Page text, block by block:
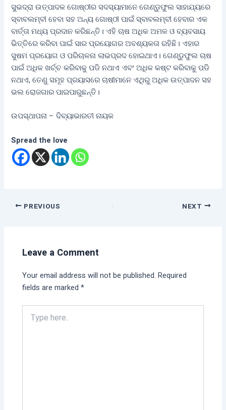
ସୁଭଦ୍ରା ଉତ୍ପାଦକ ଗୋଷ୍ଠୀର ସଦସ୍ୟାମାନେ ଗେଣ୍ଡୁଫୁଲ ସାହାଯ୍ୟରେ
ସ୍ବାବଲମ୍ବୀ ହେବା ସହ ଅନ୍ୟ ଗୋଷ୍ଠୀ ପାଇଁ ସ୍ବାବଲମ୍ବୀ ହେବାର ଏକ
ବାର୍ତ୍ତା ମଧ୍ୟ ପ୍ରଦାନ କରିଛନ୍ତି। ଏହି ଚାଷ ଅଧିକ ଅମଳ ଓ ବ୍ୟବସାୟ
ଭିତ୍ତିରେ କରିବା ପାଇଁ ସାର ପ୍ରୟୋଗର ଅବଶ୍ୟକତା ରହିଛି। ଏହାର
ସୁଷମ ପ୍ରୟୋଗ ଓ ପରିଚାଳନା ଲାଭପ୍ରଦ ହୋଇଥାଏ। ଗେଣ୍ଡୁଫୁଲ ଚାଷ
ପାଇଁ ଅଧିକ ଖର୍ଚ୍ଚ କରିବାକୁ ପଡି ନଥାଏ ଏବଂ ଅଧିକ କଷ୍ଟ କରିବାକୁ ପଡି
ନଥାଏ, ତେଣୁ ସମୂହ ପ୍ରୟାସରେ ଚାଷୀମାନେ ଏଥିରୁ ଅଧିକ ଉତ୍ପାଦନ ସହ
ଭଲ ରୋଜଗାର ପାଇପାରୁଛନ୍ତି।
ଉପସ୍ଥାପନା – ଦିବ୍ୟାଭାରତୀ ନାୟକ
Spread the love
PREVIOUS NEXT
Leave a Comment
Your email address will not be published. Required
fields are marked*
here..